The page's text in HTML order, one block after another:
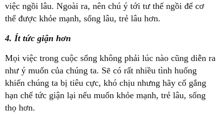
việc ngồi lâu. Ngoài ra, nên chú ý tới tư thế ngồi để cơ
thể được khỏe mạnh, sống lâu, trẻ lâu hơn.
4. Ít tức giận hơn
Mọi việc trong cuộc sống không phải lúc nào cũng diễn ra
như ý muốn của chúng ta. Sẽ có rất nhiều tình huống
khiến chúng ta bị tiêu cực, khó chịu nhưng hãy cố gắng
hạn chế tức giận lại nếu muốn khỏe mạnh, trẻ lâu, sống
thọ hơn.